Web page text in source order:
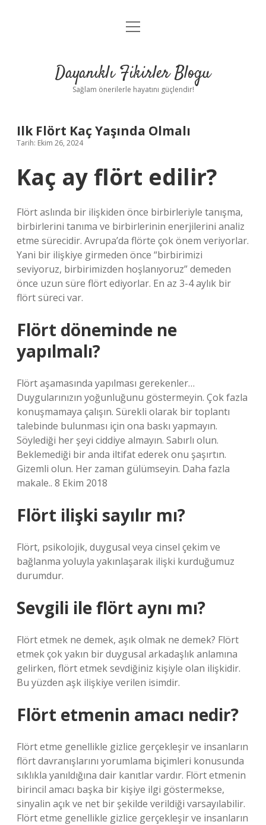
Anasayfa
Yasal Uyarı
menüyü
Dayanıklı Fikirler Blogu
Sağlam önerilerle hayatını güçlendir!
Ilk Flört Kaç Yaşında Olmalı
Tarih: Ekim 26, 2024
Kaç ay flört edilir?
Flört aslında bir ilişkiden önce birbirleriyle tanışma,
birbirlerini tanıma ve birbirlerinin enerjilerini analiz
etme sürecidir. Avrupa’da flörte çok önem veriyorlar.
Yani bir ilişkiye girmeden önce “birbirimizi
seviyoruz, birbirimizden hoşlanıyoruz” demeden
önce uzun süre flört ediyorlar. En az 3-4 aylık bir
flört süreci var.
Flört döneminde ne
yapılmalı?
Flört aşamasında yapılması gerekenler…
Duygularınızın yoğunluğunu göstermeyin. Çok fazla
konuşmamaya çalışın. Sürekli olarak bir toplantı
talebinde bulunması için ona baskı yapmayın.
Söylediği her şeyi ciddiye almayın. Sabırlı olun.
Beklemediği bir anda iltifat ederek onu şaşırtın.
Gizemli olun. Her zaman gülümseyin. Daha fazla
makale.. 8 Ekim 2018
Flört ilişki sayılır mı?
Flört, psikolojik, duygusal veya cinsel çekim ve
bağlanma yoluyla yakınlaşarak ilişki kurduğumuz
durumdur.
Sevgili ile flört aynı mı?
Flört etmek ne demek, aşık olmak ne demek? Flört
etmek çok yakın bir duygusal arkadaşlık anlamına
gelirken, flört etmek sevdiğiniz kişiyle olan ilişkidir.
Bu yüzden aşk ilişkiye verilen isimdir.
Flört etmenin amacı nedir?
Flört etme genellikle gizlice gerçekleşir ve insanların
flört davranışlarını yorumlama biçimleri konusunda
sıklıkla yanıldığına dair kanıtlar vardır. Flört etmenin
birincil amacı başka bir kişiye ilgi göstermekse,
sinyalin açık ve net bir şekilde verildiği varsayılabilir.
Flört etme genellikle gizlice gerçekleşir ve insanların